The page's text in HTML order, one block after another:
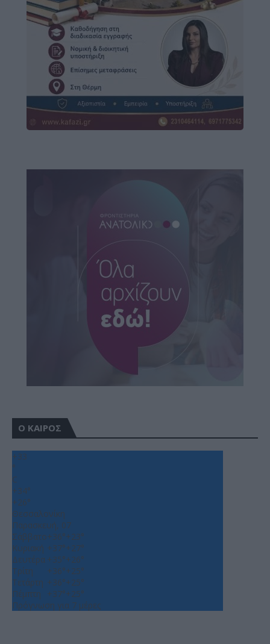
Ο ΚΑΙΡΟΣ
+33
°
C
+34°
+26°
Θεσσαλονίκη
Παρασκευή, 07
Σάββατο+36°+23°
Κυριακή +37°+27°
Δευτέρα +35°+26°
Τρίτη
+36°+25°
Τετάρτη +36°+25°
Πέμπτη
+37°+25°
Πρόγνωση για 7 μέρες